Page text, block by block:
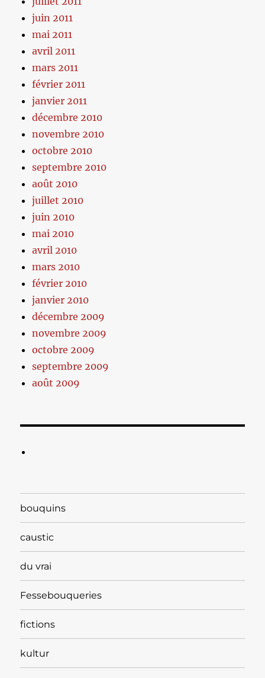
juin 2011
mai 2011
avril 2011
mars 2011
février 2011
janvier 2011
décembre 2010
novembre 2010
octobre 2010
septembre 2010
août 2010
juillet 2010
juin 2010
mai 2010
avril 2010
mars 2010
février 2010
janvier 2010
décembre 2009
novembre 2009
octobre 2009
septembre 2009
août 2009
bouquins
caustic
du vrai
Fessebouqueries
fictions
kultur